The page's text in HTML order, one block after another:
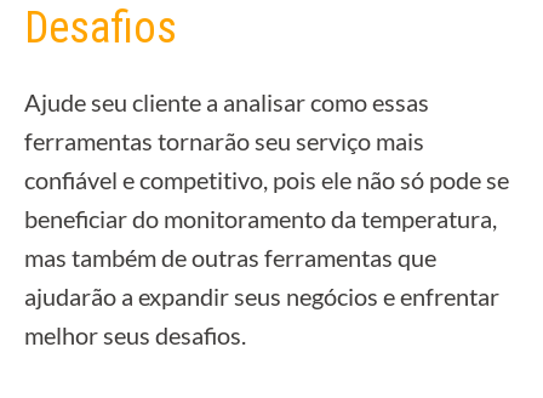
Desafios
Ajude seu cliente a analisar como essas
ferramentas tornarão seu serviço mais
confiável e competitivo, pois ele não só pode se
beneficiar do monitoramento da temperatura,
mas também de outras ferramentas que
ajudarão a expandir seus negócios e enfrentar
melhor seus desafios.